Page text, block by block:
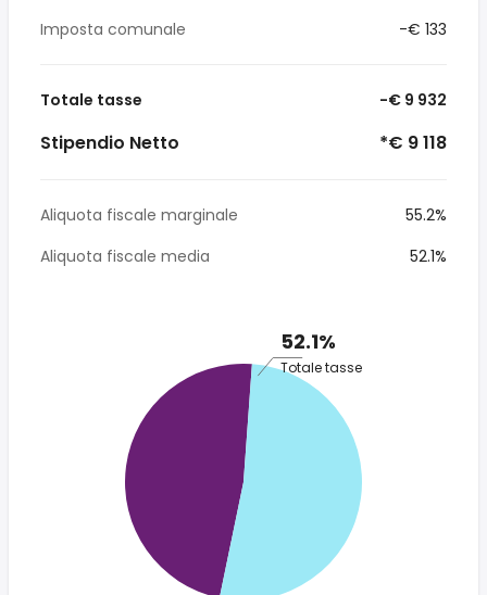
Imposta comunale
-€ 133
Totale tasse -€ 9 932
Stipendio Netto *€ 9 118
Aliquota fiscale marginale
55.2%
Aliquota fiscale media
52.1%
52.1%
Totale tasse